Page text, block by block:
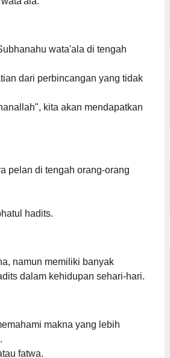
wata'ala di tengah
dari perbincangan yang tidak
kita akan mendapatkan
pelan di tengah orang-orang
hadits.
namun memiliki banyak
dalam kehidupan sehari-hari.
makna yang lebih
fatwa.